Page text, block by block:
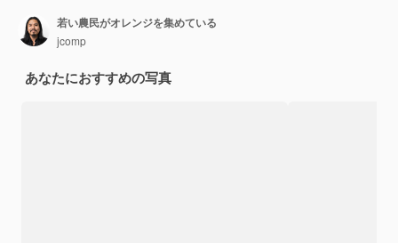
若い農民がオレンジを集めている
jcomp
あなたにおすすめの写真